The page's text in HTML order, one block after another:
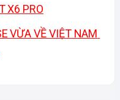
X6 PRO
VỪA VỀ VIỆT NAM